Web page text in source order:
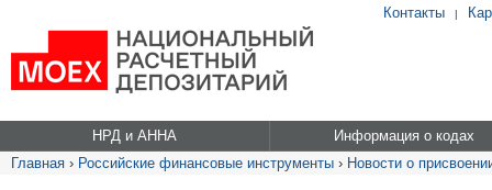
Контакты |
НРД и АННА
Информация о кодах
Главная › Российские финансовые инструменты › Новости о